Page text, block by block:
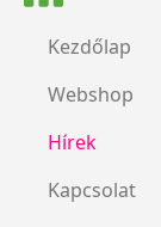
Kezdőlap
Webshop
Hírek
Kapcsolat